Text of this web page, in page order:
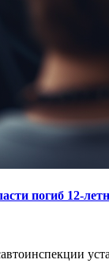
погиб 12-